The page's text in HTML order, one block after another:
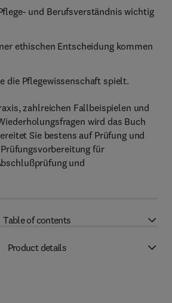
und Berufsverständnis wichtig
ethischen Entscheidung kommen
die Pflegewissenschaft spielt.
zahlreichen Fallbeispielen und
wird das Buch
Sie bestens auf Prüfung und
für
und
Table of contents
Product details